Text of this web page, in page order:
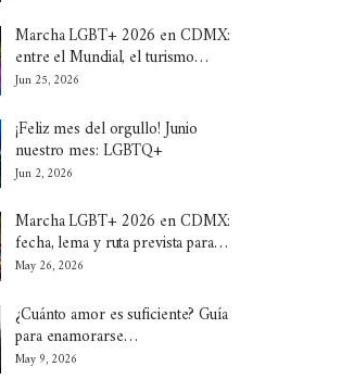
Marcha LGBT+ 2026 en CDMX:
entre el Mundial, el turismo…
Jun 25, 2026
¡Feliz mes del orgullo! Junio
nuestro mes: LGBTQ+
Jun 2, 2026
Marcha LGBT+ 2026 en CDMX:
fecha, lema y ruta prevista para…
May 26, 2026
¿Cuánto amor es suficiente? Guía
para enamorarse…
May 9, 2026